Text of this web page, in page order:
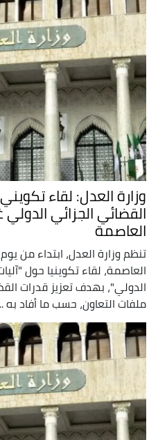
وزارة العدل: لقاء تكويني
القضائي الجزائي الدولي
العاصمة
تنظم وزارة العدل، ابتداء من يوم غد
العاصمة، لقاء تكوينيا حول
الدولي"، بهدف تعزيز قدرات
ملفات التعاون، حسب ما أفاد به ...